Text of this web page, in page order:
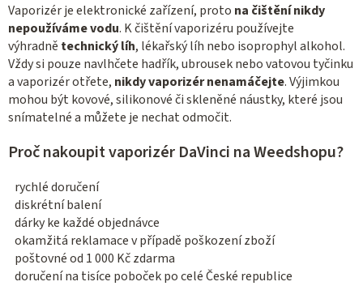
Vaporizér je elektronické zařízení, proto na čištění nikdy
nepoužíváme vodu. K čištění vaporizéru používejte
výhradně technický líh, lékařský líh nebo isoprophyl alkohol.
Vždy si pouze navlhčete hadřík, ubrousek nebo vatovou tyčinku
a vaporizér otřete, nikdy vaporizér nenamáčejte. Výjimkou
mohou být kovové, silikonové či skleněné náustky, které jsou
snímatelné a můžete je nechat odmočit.
Proč nakoupit vaporizér DaVinci na Weedshopu?
rychlé doručení
diskrétní balení
dárky ke každé objednávce
okamžitá reklamace v případě poškození zboží
poštovné od 1 000 Kč zdarma
doručení na tisíce poboček po celé České republice